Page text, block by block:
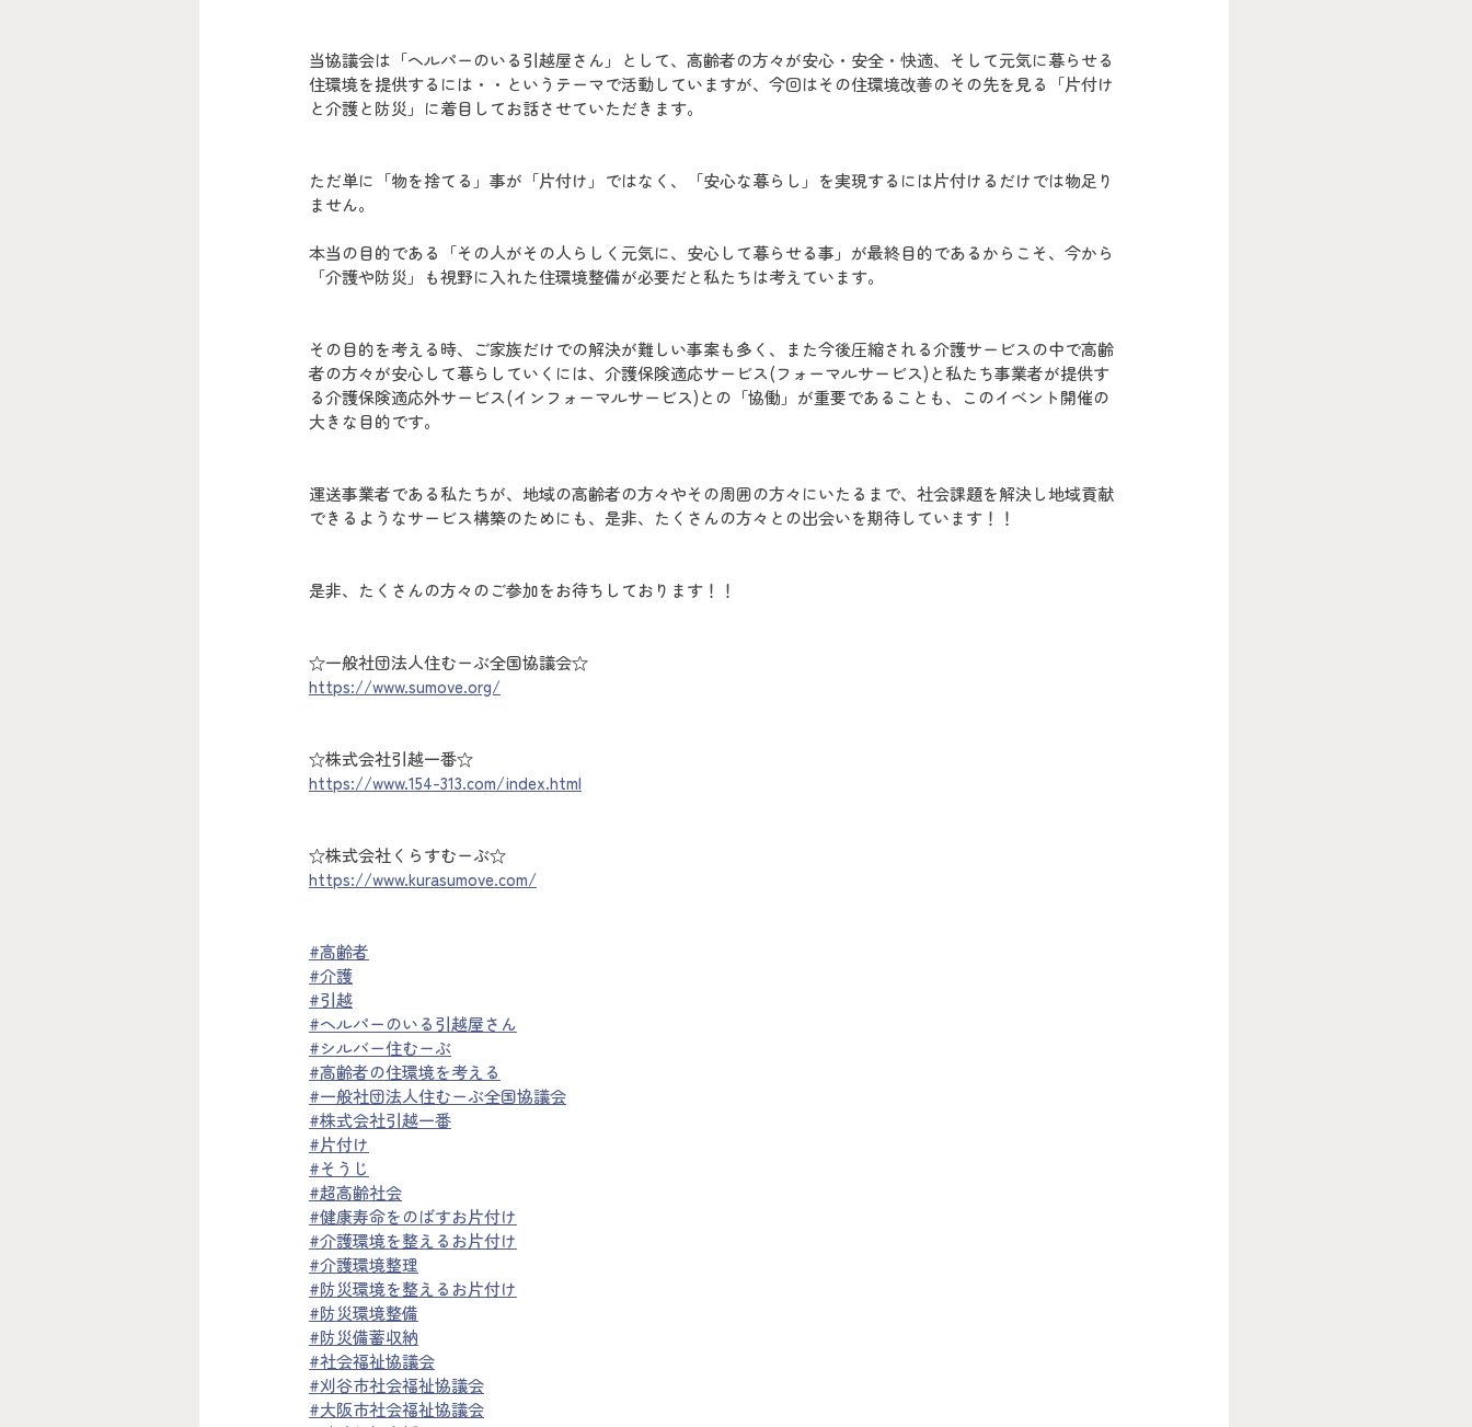
当協議会は「ヘルパーのいる引越屋さん」として、高齢者の方々が安心・安全・快適、そして元気に暮らせる
住環境を提供するには・・というテーマで活動していますが、今回はその住環境改善のその先を見る「片付け
と介護と防災」に着目してお話させていただきます。
ただ単に「物を捨てる」事が「片付け」ではなく、「安心な暮らし」を実現するには片付けるだけでは物足り
ません。
本当の目的である「その人がその人らしく元気に、安心して暮らせる事」が最終目的であるからこそ、今から
「介護や防災」も視野に入れた住環境整備が必要だと私たちは考えています。
その目的を考える時、ご家族だけでの解決が難しい事案も多く、また今後圧縮される介護サービスの中で高齢
者の方々が安心して暮らしていくには、介護保険適応サービス(フォーマルサービス)と私たち事業者が提供す
る介護保険適応外サービス(インフォーマルサービス)との「協働」が重要であることも、このイベント開催の
大きな目的です。
運送事業者である私たちが、地域の高齢者の方々やその周囲の方々にいたるまで、社会課題を解決し地域貢献
できるようなサービス構築のためにも、是非、たくさんの方々との出会いを期待しています！！
是非、たくさんの方々のご参加をお待ちしております！！
☆一般社団法人住むーぶ全国協議会☆
https://www.sumove.org/
☆株式会社引越一番☆
https://www.154-313.com/index.html
☆株式会社くらすむーぶ☆
https://www.kurasumove.com/
#高齢者
#介護
#引越
#ヘルパーのいる引越屋さん
#シルバー住むーぶ
#高齢者の住環境を考える
#一般社団法人住むーぶ全国協議会
#株式会社引越一番
#片付け
#そうじ
#超高齢社会
#健康寿命をのばすお片付け
#介護環境を整えるお片付け
#介護環境整理
#防災環境を整えるお片付け
#防災環境整備
#防災備蓄収納
#社会福祉協議会
#刈谷市社会福祉協議会
#大阪市社会福祉協議会